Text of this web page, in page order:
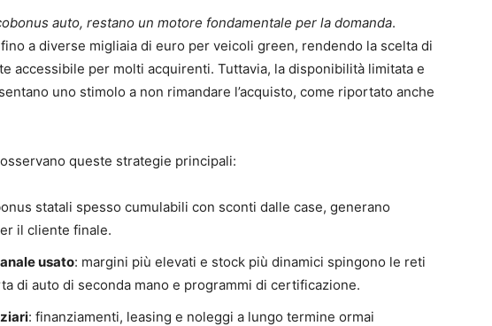
auto, restano un motore fondamentale per la domanda.
a diverse migliaia di euro per veicoli green, rendendo la scelta di
accessibile per molti acquirenti. Tuttavia, la disponibilità limitata e
uno stimolo a non rimandare l’acquisto, come riportato anche
queste strategie principali:
statali spesso cumulabili con sconti dalle case, generano
il cliente finale.
usato: margini più elevati e stock più dinamici spingono le reti
di auto di seconda mano e programmi di certificazione.
: finanziamenti, leasing e noleggi a lungo termine ormai